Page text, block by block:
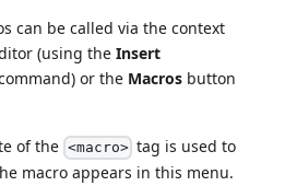
can be called via the context
(using theInsert
or the Macros button
of the <macro> tag is used to
macro appears in this menu.